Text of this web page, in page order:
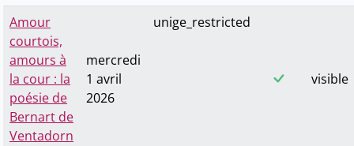
Amour
courtois,
amours à
la cour : la
poésie de
Bernart de
Ventadorn
mercredi
1 avril
2026
unige_restricted
visible